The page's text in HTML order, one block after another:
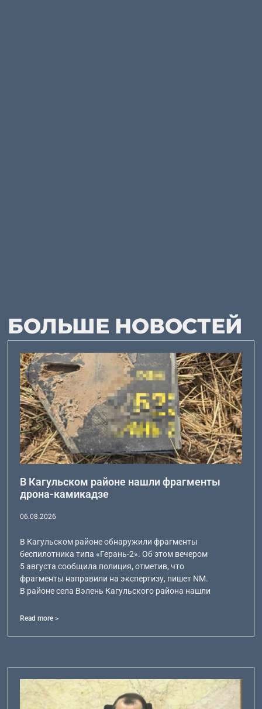
БОЛЬШЕ НОВОСТЕЙ
В Кагульском районе нашли фрагменты
дрона-камикадзе
06.08.2026
В Кагульском районе обнаружили фрагменты
беспилотника типа «Герань-2». Об этом вечером
5 августа сообщила полиция, отметив, что
фрагменты направили на экспертизу, пишет NM.
В районе села Вэлень Кагульского района нашли
Read more >